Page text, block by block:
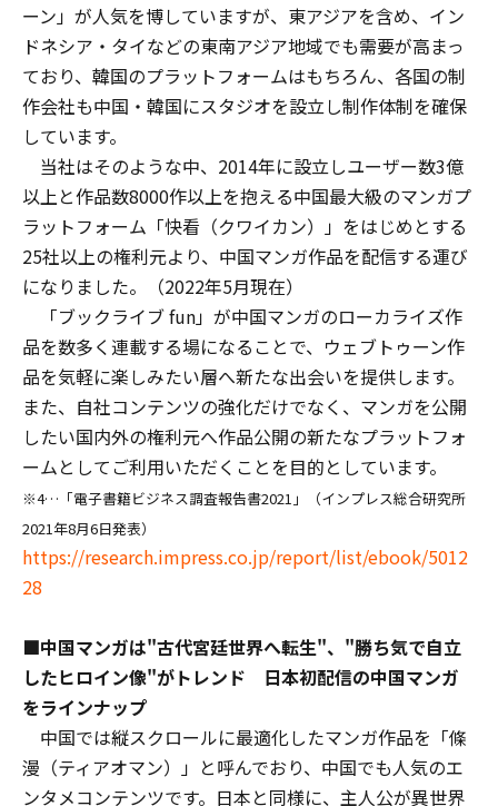
ーン」が人気を博していますが、東アジアを含め、イン
ドネシア・タイなどの東南アジア地域でも需要が高まっ
ており、韓国のプラットフォームはもちろん、各国の制
作会社も中国・韓国にスタジオを設立し制作体制を確保
しています。
当社はそのような中、2014年に設立しユーザー数3億
以上と作品数8000作以上を抱える中国最大級のマンガプ
ラットフォーム「快看（クワイカン）」をはじめとする
25社以上の権利元より、中国マンガ作品を配信する運び
になりました。（2022年5月現在）
「ブックライブ fun」が中国マンガのローカライズ作
品を数多く連載する場になることで、ウェブトゥーン作
品を気軽に楽しみたい層へ新たな出会いを提供します。
また、自社コンテンツの強化だけでなく、マンガを公開
したい国内外の権利元へ作品公開の新たなプラットフォ
ームとしてご利用いただくことを目的としています。
※4…「電子書籍ビジネス調査報告書2021」（インプレス総合研究所
2021年8月6日発表）
https://research.impress.co.jp/report/list/ebook/5012
28
■中国マンガは"古代宮廷世界へ転生"、"勝ち気で自立
したヒロイン像"がトレンド 日本初配信の中国マンガ
をラインナップ
中国では縦スクロールに最適化したマンガ作品を「條
漫（ティアオマン）」と呼んでおり、中国でも人気のエ
ンタメコンテンツです。日本と同様に、主人公が異世界